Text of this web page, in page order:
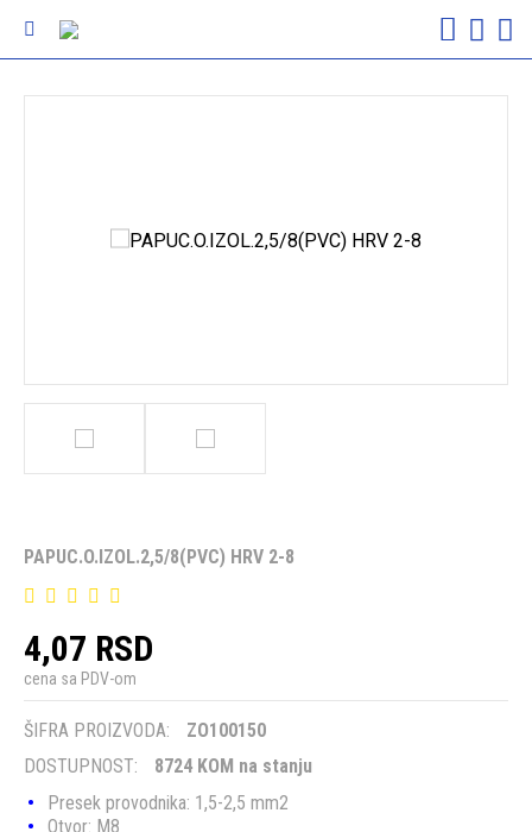
PAPUC.O.IZOL.2,5/8(PVC) HRV 2-8
4,07 RSD
cena sa PDV-om
ŠIFRA PROIZVODA:
ZO100150
DOSTUPNOST:
8724 KOM na stanju
Presek provodnika: 1,5-2,5 mm2
Otvor: M8